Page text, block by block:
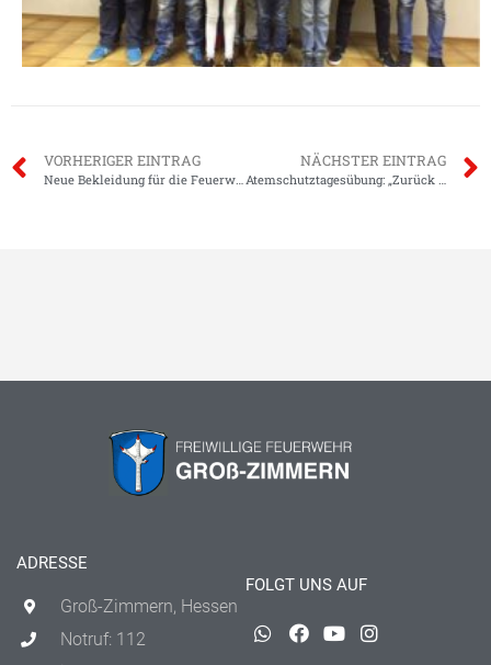
VORHERIGER EINTRAG NÄCHSTER EINTRAG
ADRESSE
Groß-Zimmern, Hessen
Notruf: 112
FOLGT UNS AUF